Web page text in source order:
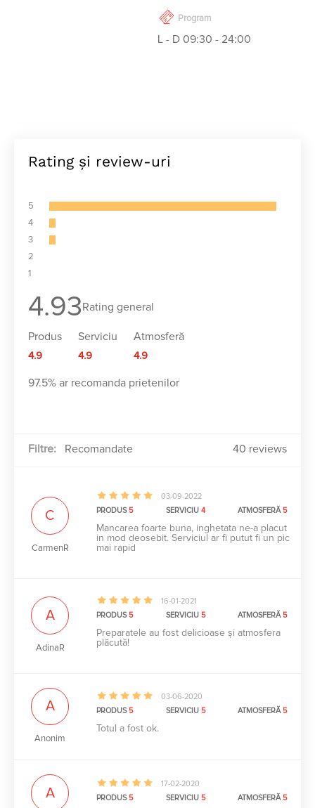
Program
L - D 09:30 - 24:00
Rating și review-uri
5
4
3
2
1
4.93Rating general
Produs
4.9
Serviciu
4.9
Atmosferă
4.9
97.5% ar recomanda prietenilor
Filtre: 40 reviews
C
CarmenR
03-09-2022
PRODUS5 SERVICIU 4 ATMOSFERĂ 5
Mancarea foarte buna, inghetata ne-a placut
in mod deosebit. Serviciul ar fi putut fi un pic
mai rapid
A
AdinaR
16-01-2021
PRODUS5 SERVICIU 5 ATMOSFERĂ 5
Preparatele au fost delicioase și atmosfera
plăcută!
A
Anonim
03-06-2020
PRODUS5 SERVICIU 5 ATMOSFERĂ 5
Totul a fost ok.
A
17-02-2020
PRODUS5 SERVICIU 5 ATMOSFERĂ 5